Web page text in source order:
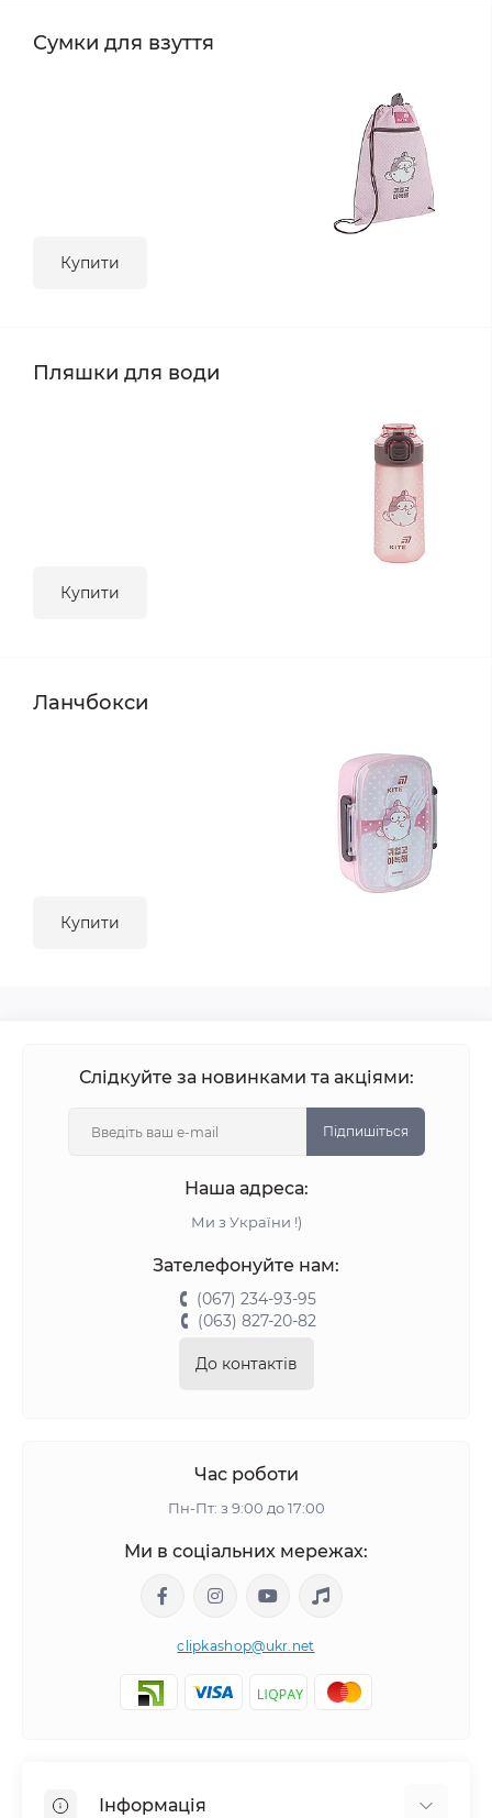
Сумки для взуття
Купити
Пляшки для води
Купити
Ланчбокси
Купити
Слідкуйте за новинками та акціями:
Підпишіться
Наша адреса:
Ми з України !)
Зателефонуйте нам:
(067) 234-93-95
(063) 827-20-82
До контактів
Час роботи
Пн-Пт: з 9:00 до 17:00
Ми в соціальних мережах:
clipkashop@ukr.net
Інформація